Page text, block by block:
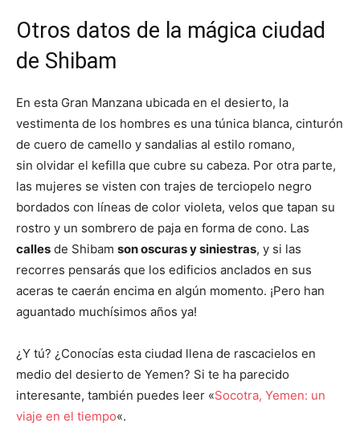
Otros datos de la mágica ciudad
de Shibam
En esta Gran Manzana ubicada en el desierto, la
vestimenta de los hombres es una túnica blanca, cinturón
de cuero de camello y sandalias al estilo romano,
sin olvidar el kefilla que cubre su cabeza. Por otra parte,
las mujeres se visten con trajes de terciopelo negro
bordados con líneas de color violeta, velos que tapan su
rostro y un sombrero de paja en forma de cono. Las
calles de Shibam son oscuras y siniestras, y si las
recorres pensarás que los edificios anclados en sus
aceras te caerán encima en algún momento. ¡Pero han
aguantado muchísimos años ya!
¿Y tú? ¿Conocías esta ciudad llena de rascacielos en
medio del desierto de Yemen? Si te ha parecido
interesante, también puedes leer «Socotra, Yemen: un
viaje en el tiempo«.